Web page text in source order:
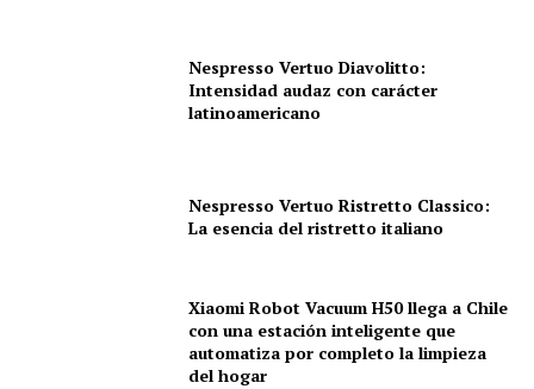
Nespresso Vertuo Diavolitto:
Intensidad audaz con carácter
latinoamericano
Nespresso Vertuo Ristretto Classico:
La esencia del ristretto italiano
Xiaomi Robot Vacuum H50 llega a Chile
con una estación inteligente que
automatiza por completo la limpieza
del hogar